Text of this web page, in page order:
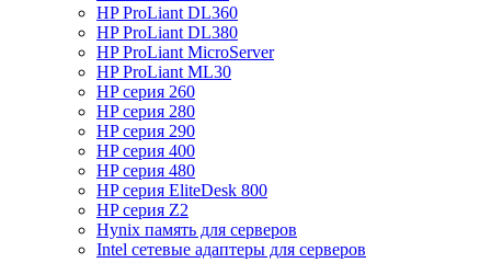
HP ProLiant DL360
HP ProLiant DL380
HP ProLiant MicroServer
HP ProLiant ML30
HP серия 260
HP серия 280
HP серия 290
HP серия 400
HP серия 480
HP серия EliteDesk 800
HP серия Z2
Hynix память для серверов
Intel сетевые адаптеры для серверов